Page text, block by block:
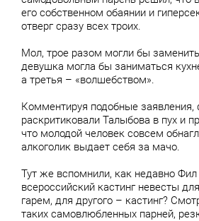
его собственном обаянии и
отверг сразу всех троих.
Мол, трое разом могли бы
девушка могла бы заниматься
а третья – «волшебством».
Комментируя подобные
раскритиковали Талыбова в пух и
что молодой человек совсем
алкоголик выдает себя за мачо.
Тут же вспомнили, как недавно
всероссийский кастинг невесты
гарем, для другого – кастинг?
таких самовлюбленных парней,